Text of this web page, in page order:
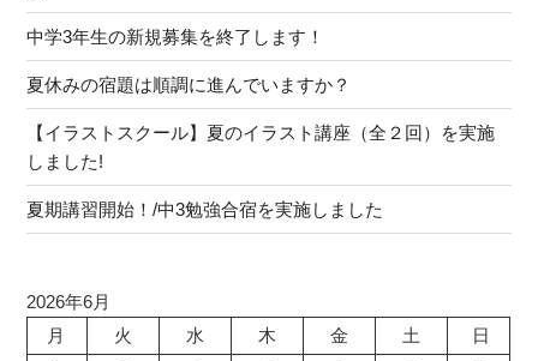
中学3年生の新規募集を終了します！
夏休みの宿題は順調に進んでいますか？
【イラストスクール】夏のイラスト講座（全２回）を実施
しました!
夏期講習開始！/中3勉強合宿を実施しました
2026年6月
月
火 水 木 金 土
日